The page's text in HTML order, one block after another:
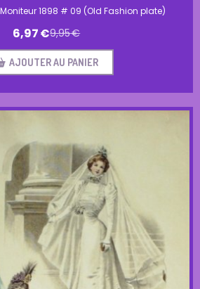
1898 # 09 (Old Fashion plate)
6,97€9,95€
AJOUTER AU PANIER